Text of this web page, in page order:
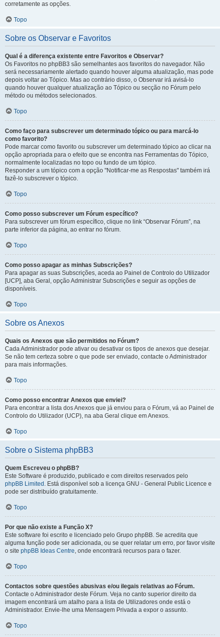
corretamente as opções.
Topo
Sobre os Observar e Favoritos
Qual é a diferença existente entre Favoritos e Observar?
Os Favoritos no phpBB3 são semelhantes aos favoritos do navegador. Não
será necessariamente alertado quando houver alguma atualização, mas pode
depois voltar ao Tópico. Mas ao contrário disso, o Observar irá avisá-lo
quando houver qualquer atualização ao Tópico ou secção no Fórum pelo
método ou métodos selecionados.
Topo
Como faço para subscrever um determinado tópico ou para marcá-lo
como favorito?
Pode marcar como favorito ou subscrever um determinado tópico ao clicar na
opção apropriada para o efeito que se encontra nas Ferramentas do Tópico,
normalmente localizadas no topo ou fundo de um tópico.
Responder a um tópico com a opção "Notificar-me as Respostas" também irá
fazê-lo subscrever o tópico.
Topo
Como posso subscrever um Fórum específico?
Para subscrever um fórum específico, clique no link “Observar Fórum”, na
parte inferior da página, ao entrar no fórum.
Topo
Como posso apagar as minhas Subscrições?
Para apagar as suas Subscrições, aceda ao Painel de Controlo do Utilizador
[UCP], aba Geral, opção Administrar Subscrições e seguir as opções de
disponíveis.
Topo
Sobre os Anexos
Quais os Anexos que são permitidos no Fórum?
Cada Administrador pode ativar ou desativar os tipos de anexos que desejar.
Se não tem certeza sobre o que pode ser enviado, contacte o Administrador
para mais informações.
Topo
Como posso encontrar Anexos que enviei?
Para encontrar a lista dos Anexos que já enviou para o Fórum, vá ao Painel de
Controlo do Utilizador (UCP), na aba Geral clique em Anexos.
Topo
Sobre o Sistema phpBB3
Quem Escreveu o phpBB?
Este Software é produzido, publicado e com direitos reservados pelo
phpBB Limited . Está disponível sob a licença GNU - General Public Licence e
pode ser distribuído gratuitamente.
Topo
Por que não existe a Função X?
Este software foi escrito e licenciado pelo Grupo phpBB. Se acredita que
alguma função pode ser adicionada, ou se quer relatar um erro, por favor visite
o site phpBB Ideas Centre, onde encontrará recursos para o fazer.
Topo
Contactos sobre questões abusivas e/ou ilegais relativas ao Fórum.
Contacte o Administrador deste Fórum. Veja no canto superior direito da
imagem encontrará um atalho para a lista de Utilizadores onde está o
Administrador. Envie-lhe uma Mensagem Privada a expor o assunto.
Topo